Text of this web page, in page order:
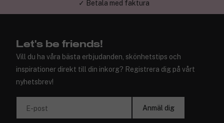
✓ Trygg E-handel
Let's be friends!
Vill du ha våra bästa erbjudanden, skönhetstips och
inspirationer direkt till din inkorg? Registrera dig på vårt
nyhetsbrev!
E-post Anmäl dig